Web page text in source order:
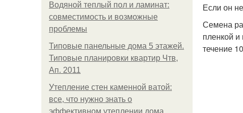
Водяной теплый пол и ламинат:
совместимость и возможные
проблемы
Типовые панельные дома 5 этажей.
Типовые планировки квартир Чтв,
Ап. 2011
Утепление стен каменной ватой:
все, что нужно знать о
эффективном утеплении дома
Если он
Семена
пленкой
течение